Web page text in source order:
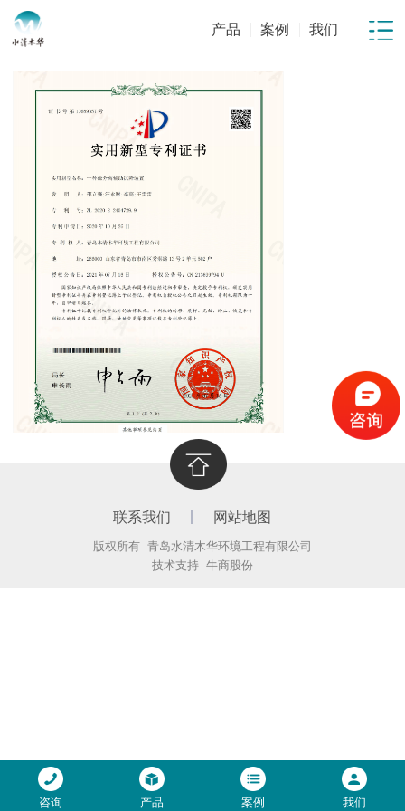
产品 案例 我们
联系我们 网站地图
版权所有 青岛水清木华环境工程有限公司
技术支持 牛商股份
咨询 产品 案例 我们